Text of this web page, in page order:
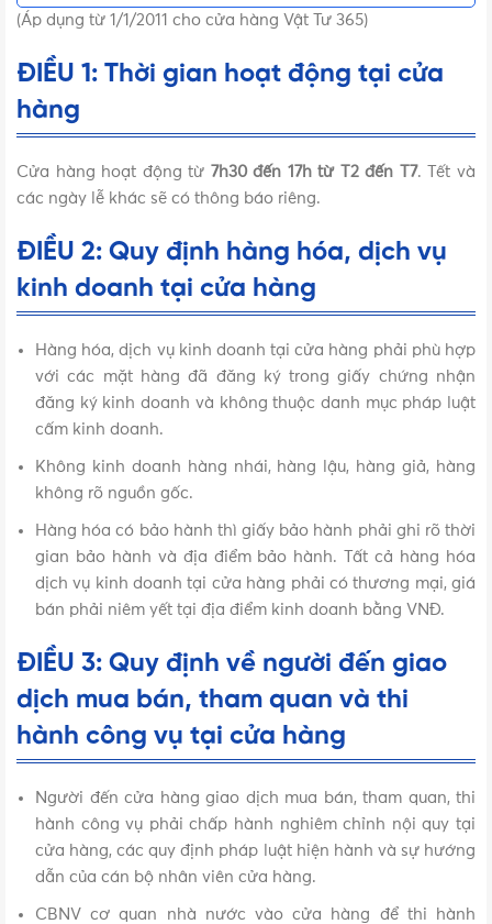
(Áp dụng từ 1/1/2011 cho cửa hàng Vật Tư 365)
ĐIỀU 1: Thời gian hoạt động tại cửa
hàng
Cửa hàng hoạt động từ 7h30 đến 17h từ T2 đến T7. Tết và
các ngày lễ khác sẽ có thông báo riêng.
ĐIỀU 2: Quy định hàng hóa, dịch vụ
kinh doanh tại cửa hàng
Hàng hóa, dịch vụ kinh doanh tại cửa hàng phải phù hợp
với các mặt hàng đã đăng ký trong giấy chứng nhận
đăng ký kinh doanh và không thuộc danh mục pháp luật
cấm kinh doanh.
Không kinh doanh hàng nhái, hàng lậu, hàng giả, hàng
không rõ nguồn gốc.
Hàng hóa có bảo hành thì giấy bảo hành phải ghi rõ thời
gian bảo hành và địa điểm bảo hành. Tất cả hàng hóa
dịch vụ kinh doanh tại cửa hàng phải có thương mại, giá
bán phải niêm yết tại địa điểm kinh doanh bằng VNĐ.
ĐIỀU 3: Quy định về người đến giao
dịch mua bán, tham quan và thi
hành công vụ tại cửa hàng
Người đến cửa hàng giao dịch mua bán, tham quan, thi
hành công vụ phải chấp hành nghiêm chỉnh nội quy tại
cửa hàng, các quy định pháp luật hiện hành và sự hướng
dẫn của cán bộ nhân viên cửa hàng.
CBNV cơ quan nhà nước vào cửa hàng để thi hành